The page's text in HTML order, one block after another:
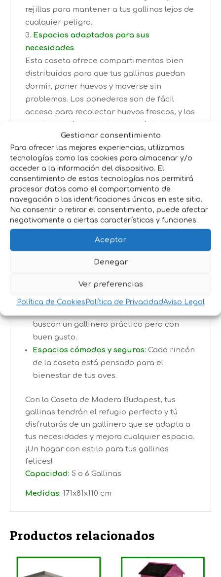
Gestionar consentimiento
Para ofrecer las mejores experiencias, utilizamos
tecnologías como las cookies para almacenar y/o
acceder a la información del dispositivo. El
consentimiento de estas tecnologías nos permitirá
procesar datos como el comportamiento de
navegación o las identificaciones únicas en este sitio.
No consentir o retirar el consentimiento, puede afectar
negativamente a ciertas características y funciones.
Aceptar
Denegar
Ver preferencias
Política de Cookies Política de PrivacidadAviso Legal
rejillas para mantener a tus gallinas lejos de
cualquier peligro.
Espacios adaptados para sus
necesidades
Esta caseta ofrece compartimentos bien
distribuidos para que tus gallinas puedan
dormir, poner huevos y moverse sin
problemas. Los ponederos son de fácil
acceso para recolectar huevos frescos, y las
perchas están ubicadas estratégicamente
para el descanso de tus aves.
Fácil de limpiar y mantener
Con puertas amplias y un diseño práctico,
podrás limpiar la caseta sin mayor esfuerzo.
Esto te permite mantener un ambiente
limpio y saludable para tus gallinas, además
de facilitarte el cuidado diario.
Ventajas de la Caseta Budapest
para tus gallinas:
tratada asegura una larga durabilidad y
resistencia.
buscan un gallinero práctico pero con
buen gusto.
Espacios cómodos y seguros: Cada rincón
de la caseta está pensado para el
bienestar de tus aves.
Con la Caseta de Madera Budapest, tus
gallinas tendrán el refugio perfecto y tú
disfrutarás de un gallinero que se adapta a
tus necesidades y mejora cualquier espacio.
¡Un hogar con estilo para tus gallinas
felices!
Capacidad: 5 o 6 Gallinas
Medidas: 171x81x110 cm
Productos relacionados